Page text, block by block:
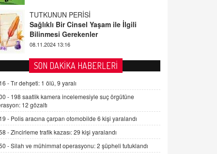
TUTKUNUN PERİSİ
Sağlıklı Bir Cinsel Yaşam ile İlgili
Bilinmesi Gerekenler
08.11.2024 13:16
FARUK ÖNALAN
Tezkere Onaylanmasaydı…
2 Kasım 2021 Salı 00:11
AV. DOĞAN CAN DOĞAN
Kişisel verilerin korunması ve dijital
hukukun gelişimi
15.09.2025 16:17
SON DAKİKA HABERLERİ
-Tır dehşeti: 1 ölü, 9 yaralı
- 198 saatlik kamera incelemesiyle suç örgütüne
12 gözaltı
- Polis aracına çarpan otomobilde 6 kişi yaralandı
-Zincirleme trafik kazası: 29 kişi yaralandı
-Silah ve mühimmat operasyonu: 2 şüpheli tutuklandı